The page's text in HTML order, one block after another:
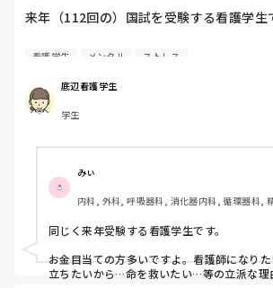
来年（112回の）国試を受験する看護学生
看護師を目指した最初のきっかけが親から
失礼ですがお金がもらえることと親が勧め
しかない。進路希望調査、就職したくない
ですが、書けませんでした。
実習もつらくて。要領悪いので此間も実
先生は睡眠時間が少ないのは知識がないか
らに自分の無能さを実感しました。
また、今こうやって音を上げていても、看
の方が辛いし勉強量増えるなんて何回も聞
本当に向いてません。もっと早く気づいて
看護学生 メンタル ストレス
底辺看護学生
学生
みぃ
内科, 外科, 呼吸器科, 消化器内科, 循環器科,
急科, 急性期, 超急性期, ICU, 新人ナース, 病棟
科, 消化器外科, 一般病院, 慢性期, 回復期, 終
同じく来年受験する看護学生です。
お金目当ての方多いですよ。看護師になり
立ちたいから…命を救いたい…等の立派な理